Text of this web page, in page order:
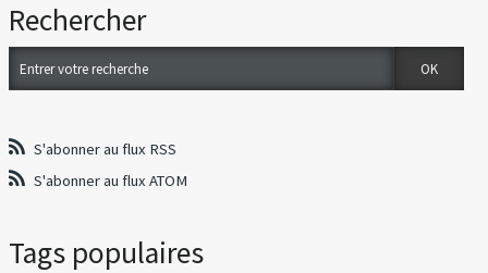
Rechercher
S'abonner au flux RSS
S'abonner au flux ATOM
Tags populaires